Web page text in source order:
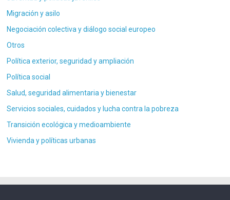
Migración y asilo
Negociación colectiva y diálogo social europeo
Otros
Política exterior, seguridad y ampliación
Política social
Salud, seguridad alimentaria y bienestar
Servicios sociales, cuidados y lucha contra la pobreza
Transición ecológica y medioambiente
Vivienda y políticas urbanas